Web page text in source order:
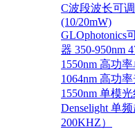
C波段波长可
(10/20mW)
GLOphotonics
器 350-950nm
1550nm 高功
1064nm 高功
1550nm 单模
Denselight 单
200KHZ）